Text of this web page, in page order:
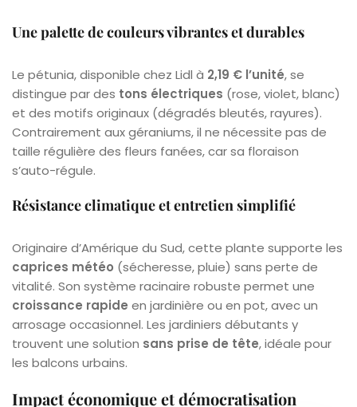
Une palette de couleurs vibrantes et durables
Le pétunia, disponible chez Lidl à 2,19 € l’unité, se
distingue par des tons électriques (rose, violet, blanc)
et des motifs originaux (dégradés bleutés, rayures).
Contrairement aux géraniums, il ne nécessite pas de
taille régulière des fleurs fanées, car sa floraison
s’auto-régule.
Résistance climatique et entretien simplifié
Originaire d’Amérique du Sud, cette plante supporte les
caprices météo (sécheresse, pluie) sans perte de
vitalité. Son système racinaire robuste permet une
croissance rapide en jardinière ou en pot, avec un
arrosage occasionnel. Les jardiniers débutants y
trouvent une solution sans prise de tête, idéale pour
les balcons urbains.
Impact économique et démocratisation